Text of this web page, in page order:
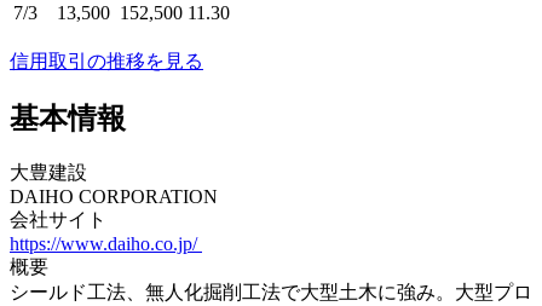
7/3
13,500 152,500 11.30
信用取引の推移を見る
基本情報
大豊建設
DAIHO CORPORATION
会社サイト
https://www.daiho.co.jp/
概要
シールド工法、無人化掘削工法で大型土木に強み。大型プロ